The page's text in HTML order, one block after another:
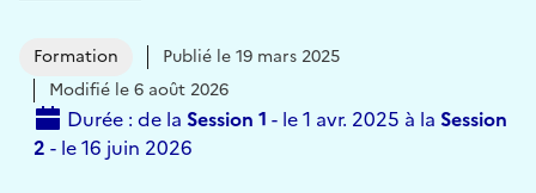
Formation
Publié le 19 mars 2025
Modifié le 6 août 2026
Durée : de la Session 1 - le 1 avr. 2025 à la Session
2 - le 16 juin 2026